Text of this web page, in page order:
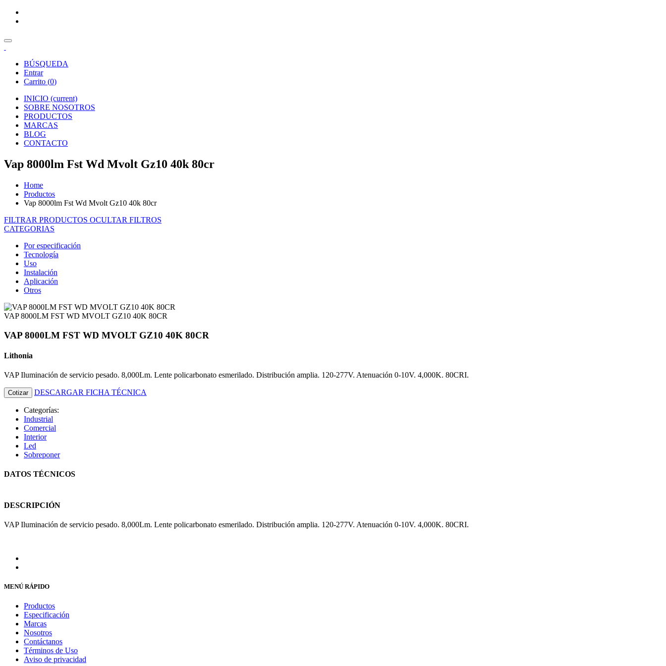
BÚSQUEDA
Entrar
Carrito (0)
INICIO (current)
SOBRE NOSOTROS
PRODUCTOS
MARCAS
BLOG
CONTACTO
Vap 8000lm Fst Wd Mvolt Gz10 40k 80cr
Home
Productos
Vap 8000lm Fst Wd Mvolt Gz10 40k 80cr
FILTRAR PRODUCTOS OCULTAR FILTROS
CATEGORIAS
Por especificación
Tecnología
Uso
Instalación
Aplicación
Otros
VAP 8000LM FST WD MVOLT GZ10 40K 80CR
VAP 8000LM FST WD MVOLT GZ10 40K 80CR
Lithonia
VAP Iluminación de servicio pesado. 8,000Lm. Lente policarbonato esmerilado. Distribución amplia. 120-277V. Atenuación 0-10V. 4,000K. 80CRI.
Cotizar DESCARGAR FICHA TÉCNICA
Categorías:
Industrial
Comercial
Interior
Led
Sobreponer
DATOS TÉCNICOS
DESCRIPCIÓN
VAP Iluminación de servicio pesado. 8,000Lm. Lente policarbonato esmerilado. Distribución amplia. 120-277V. Atenuación 0-10V. 4,000K. 80CRI.
MENÚ RÁPIDO
Productos
Especificación
Marcas
Nosotros
Contáctanos
Términos de Uso
Aviso de privacidad